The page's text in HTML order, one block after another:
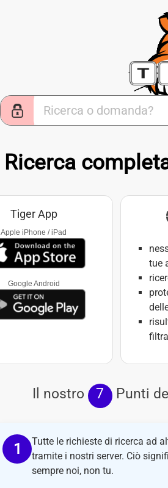
Ricerca
Tiger App
Apple iPhone / iPad
Google Android
tue
Il nostro 7 Punti
Tutte le richieste di ricerca ad
tramite i nostri server. Ciò
sempre noi, non tu.